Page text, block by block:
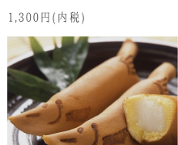
肉」と、フレッシュで爽やかな
酸味の「パッションフルーツ」
を加えたフルーツ感たっぷりの
「追いマンゴーソース」を掛け
ています。まさにマンゴー尽く
しのわらび餅です。
1,300円(内税)